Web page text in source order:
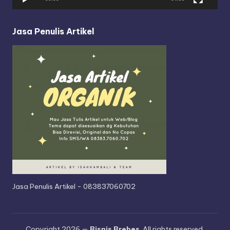
Jasa Penulis Artikel
Jasa Penulis Artikel - 083837060702